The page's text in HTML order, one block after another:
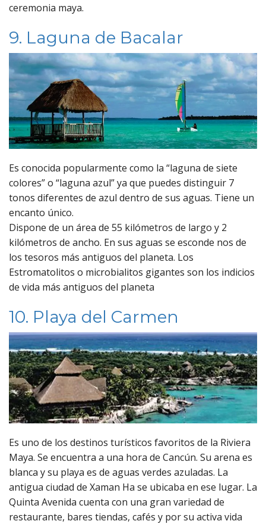
ceremonia maya.
9. Laguna de Bacalar
Es conocida popularmente como la “laguna de siete
colores” o “laguna azul” ya que puedes distinguir 7
tonos diferentes de azul dentro de sus aguas. Tiene un
encanto único.
Dispone de un área de 55 kilómetros de largo y 2
kilómetros de ancho. En sus aguas se esconde nos de
los tesoros más antiguos del planeta. Los
Estromatolitos o microbialitos gigantes son los indicios
de vida más antiguos del planeta
10. Playa del Carmen
Es uno de los destinos turísticos favoritos de la Riviera
Maya. Se encuentra a una hora de Cancún. Su arena es
blanca y su playa es de aguas verdes azuladas. La
antigua ciudad de Xaman Ha se ubicaba en ese lugar. La
Quinta Avenida cuenta con una gran variedad de
restaurante, bares tiendas, cafés y por su activa vida